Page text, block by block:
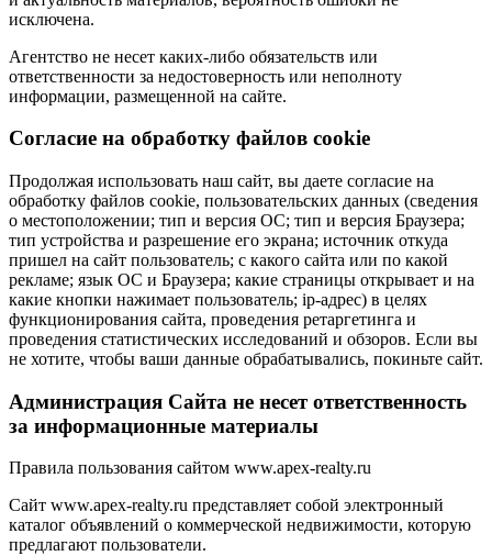
исключена.
Агентство не несет каких-либо обязательств или
ответственности за недостоверность или неполноту
информации, размещенной на сайте.
Cогласие на обработку файлов cookie
Продолжая использовать наш сайт, вы даете согласие на
обработку файлов cookie, пользовательских данных (сведения
о местоположении; тип и версия ОС; тип и версия Браузера;
тип устройства и разрешение его экрана; источник откуда
пришел на сайт пользователь; с какого сайта или по какой
рекламе; язык ОС и Браузера; какие страницы открывает и на
какие кнопки нажимает пользователь; ip-адрес) в целях
функционирования сайта, проведения ретаргетинга и
проведения статистических исследований и обзоров. Если вы
не хотите, чтобы ваши данные обрабатывались, покиньте сайт.
Администрация Сайта не несет ответственность
за информационные материалы
Правила пользования сайтом www.apex-realty.ru
Сайт www.apex-realty.ru представляет собой электронный
каталог объявлений о коммерческой недвижимости, которую
предлагают пользователи.